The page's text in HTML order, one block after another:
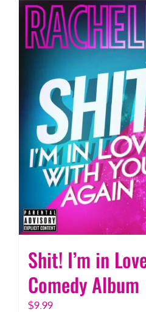
Shit! I’m in
Comedy Album
$9.99